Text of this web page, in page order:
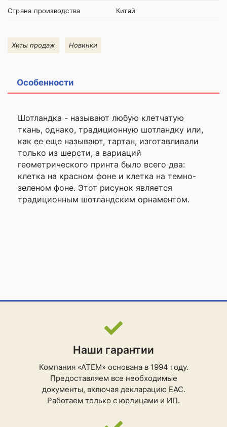
Страна производства Китай
Хиты продаж Новинки
Особенности
Шотландка - называют любую клетчатую
ткань, однако, традиционную шотландку или,
как ее еще называют, тартан, изготавливали
только из шерсти, а вариаций
геометрического принта было всего два:
клетка на красном фоне и клетка на темно-
зеленом фоне. Этот рисунок является
традиционным шотландским орнаментом.
Наши гарантии
Компания «АТЕМ» основана в 1994 году.
Предоставляем все необходимые
документы, включая декларацию ЕАС.
Работаем только с юрлицами и ИП.